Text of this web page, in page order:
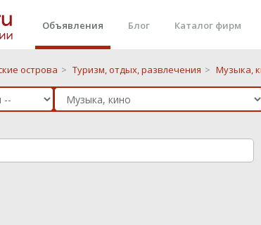
Объявления Блог Каталог фирм
острова > Туризм, отдых, развлечения > Музыка,